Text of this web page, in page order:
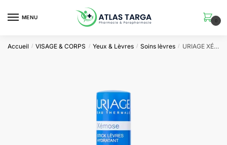
MENU
0
Accueil / VISAGE & CORPS / Yeux & Lèvres / Soins lèvres / URIAGE XÉMOSE stick lèvres hydratant | 4 G